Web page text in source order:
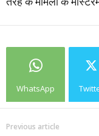
WhatsApp
Previous article